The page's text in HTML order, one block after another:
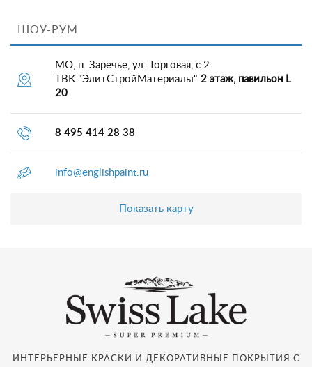
ШОУ-РУМ
МО, п. Заречье, ул. Торговая, с.2
ТВК "ЭлитСтройМатериалы" 2 этаж, павильон L
20
8 495 414 28 38
info@englishpaint.ru
Показать карту
ИНТЕРЬЕРНЫЕ КРАСКИ И ДЕКОРАТИВНЫЕ ПОКРЫТИЯ С